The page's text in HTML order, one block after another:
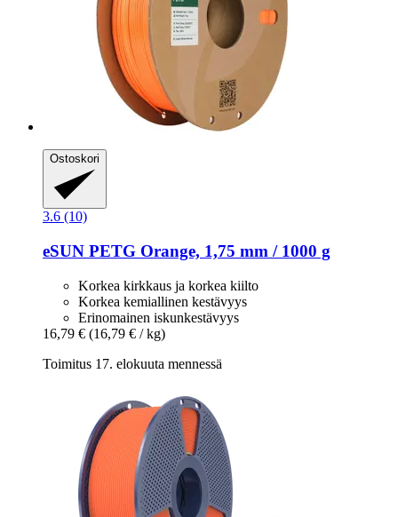
Ostoskori
3.6 (10)
eSUN PETG Orange, 1,75 mm / 1000 g
Korkea kirkkaus ja korkea kiilto
Korkea kemiallinen kestävyys
Erinomainen iskunkestävyys
16,79 € (16,79 € / kg)
Toimitus 17. elokuuta mennessä